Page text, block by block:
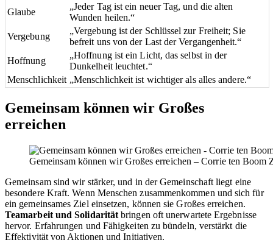
Glaube
„Jeder Tag ist ein neuer Tag, und die alten
Wunden heilen.“
Vergebung
„Vergebung ist der Schlüssel zur Freiheit; Sie
befreit uns von der Last der Vergangenheit.“
Hoffnung
„Hoffnung ist ein Licht, das selbst in der
Dunkelheit leuchtet.“
Menschlichkeit „Menschlichkeit ist wichtiger als alles andere.“
Gemeinsam können wir Großes
erreichen
Gemeinsam können wir Großes erreichen – Corrie ten Boom
Gemeinsam sind wir stärker, und in der Gemeinschaft liegt eine
besondere Kraft. Wenn Menschen zusammenkommen und sich für
ein gemeinsames Ziel einsetzen, können sie Großes erreichen.
Teamarbeit und Solidarität bringen oft unerwartete Ergebnisse
hervor. Erfahrungen und Fähigkeiten zu bündeln, verstärkt die
Effektivität von Aktionen und Initiativen.